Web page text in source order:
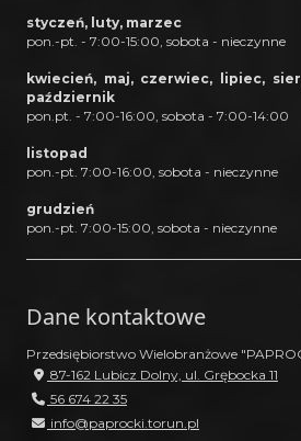
styczeń, luty, marzec
pon.-pt. - 7:00-15:00, sobota - nieczynne
kwiecień, maj, czerwiec, lipiec,
październik
pon.pt. - 7:00-16:00, sobota - 7:00-14:00
listopad
pon.-pt. 7:00-16:00, sobota - nieczynne
grudzień
pon.-pt. 7:00-15:00, sobota - nieczynne
Dane kontaktowe
Przedsiębiorstwo Wielobranżowe
87-162 Lubicz Dolny, ul. Grębocka 11
56 674 22 35
info@paprocki.torun.pl